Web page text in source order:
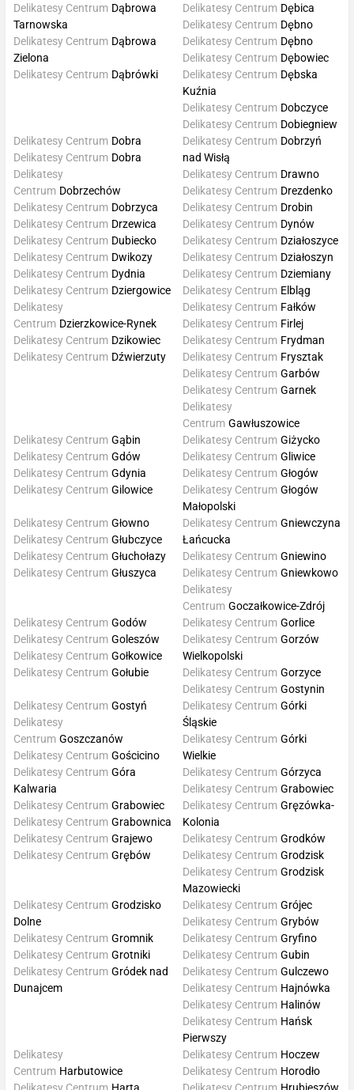
Delikatesy Centrum Dąbrowa
Tarnowska
Delikatesy Centrum Dąbrowa
Zielona
Delikatesy Centrum Dąbrówki
Delikatesy Centrum Dębica
Delikatesy Centrum Dębno
Delikatesy Centrum Dębno
Delikatesy Centrum Dębowiec
Delikatesy Centrum Dębska
Kuźnia
Delikatesy Centrum Dobczyce
Delikatesy Centrum Dobiegniew
Delikatesy Centrum Dobra
Delikatesy Centrum Dobra
Delikatesy
Centrum Dobrzechów
Delikatesy Centrum Dobrzyca
Delikatesy Centrum Dobrzyń
nad Wisłą
Delikatesy Centrum Drawno
Delikatesy Centrum Drezdenko
Delikatesy Centrum Drobin
Delikatesy Centrum Drzewica
Delikatesy Centrum Dubiecko
Delikatesy Centrum Dwikozy
Delikatesy Centrum Dydnia
Delikatesy Centrum Dynów
Delikatesy Centrum Działoszyce
Delikatesy Centrum Działoszyn
Delikatesy Centrum Dziemiany
Delikatesy Centrum Dziergowice
Delikatesy
Centrum Dzierzkowice-Rynek
Delikatesy Centrum Dzikowiec
Delikatesy Centrum Dźwierzuty
Delikatesy Centrum Elbląg
Delikatesy Centrum Fałków
Delikatesy Centrum Firlej
Delikatesy Centrum Frydman
Delikatesy Centrum Frysztak
Delikatesy Centrum Garbów
Delikatesy Centrum Garnek
Delikatesy
Centrum Gawłuszowice
Delikatesy Centrum Gąbin
Delikatesy Centrum Gdów
Delikatesy Centrum Gdynia
Delikatesy Centrum Gilowice
Delikatesy Centrum Giżycko
Delikatesy Centrum Gliwice
Delikatesy Centrum Głogów
Delikatesy Centrum Głogów
Małopolski
Delikatesy Centrum Głowno
Delikatesy Centrum Głubczyce
Delikatesy Centrum Głuchołazy
Delikatesy Centrum Głuszyca
Delikatesy Centrum Gniewczyna
Łańcucka
Delikatesy Centrum Gniewino
Delikatesy Centrum Gniewkowo
Delikatesy
Centrum Goczałkowice-Zdrój
Delikatesy Centrum Godów
Delikatesy Centrum Goleszów
Delikatesy Centrum Gołkowice
Delikatesy Centrum Gołubie
Delikatesy Centrum Gorlice
Delikatesy Centrum Gorzów
Wielkopolski
Delikatesy Centrum Gorzyce
Delikatesy Centrum Gostynin
Delikatesy Centrum Gostyń
Delikatesy
Centrum Goszczanów
Delikatesy Centrum Gościcino
Delikatesy Centrum Góra
Kalwaria
Delikatesy Centrum Górki
Śląskie
Delikatesy Centrum Górki
Wielkie
Delikatesy Centrum Górzyca
Delikatesy Centrum Grabowiec
Delikatesy Centrum Grabowiec
Delikatesy Centrum Grabownica
Delikatesy Centrum Grajewo
Delikatesy Centrum Grębów
Delikatesy Centrum Gręzówka-
Kolonia
Delikatesy Centrum Grodków
Delikatesy Centrum Grodzisk
Delikatesy Centrum Grodzisk
Mazowiecki
Delikatesy Centrum Grodzisko
Dolne
Delikatesy Centrum Gromnik
Delikatesy Centrum Grotniki
Delikatesy Centrum Gródek nad
Dunajcem
Delikatesy Centrum Grójec
Delikatesy Centrum Grybów
Delikatesy Centrum Gryfino
Delikatesy Centrum Gubin
Delikatesy Centrum Gulczewo
Delikatesy Centrum Hajnówka
Delikatesy Centrum Halinów
Delikatesy Centrum Hańsk
Pierwszy
Delikatesy
Centrum Harbutowice
Delikatesy Centrum Harta
Delikatesy Centrum Hoczew
Delikatesy Centrum Horodło
Delikatesy Centrum Hrubieszów